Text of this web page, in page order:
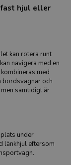
hjul eller
kan rotera runt
navigera med en
med
bordsvagnar och
samtidigt är
under
länkhjul eftersom